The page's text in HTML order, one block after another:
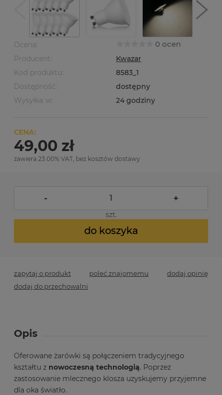
Ocena: 0 ocen
Producent:
Kwazar
Kod produktu:
8583_1
Dostępność:
dostępny
Wysyłka w:
24 godziny
CENA:
49,00 zł
zawiera 23.00% VAT, bez kosztów dostawy
- +
szt.
do koszyka
zapytaj o produkt poleć znajomemu
dodaj opinię
dodaj do przechowalni
Opis
Oferowane żarówki są połączeniem tradycyjnego
kształtu z nowoczesną technologią. Poprzez
zastosowanie mlecznego klosza uzyskujemy przyjemne
dla oka światło.